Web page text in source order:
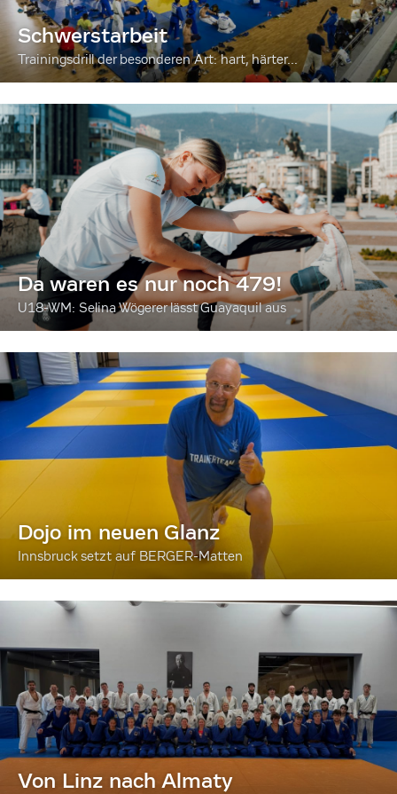
Schwerstarbeit
Trainingsdrill der besonderen Art: hart, härter...
Da waren es nur noch 479!
U18-WM: Selina Wögerer lässt Guayaquil aus
Dojo im neuen Glanz
Innsbruck setzt auf BERGER-Matten
Von Linz nach Almaty